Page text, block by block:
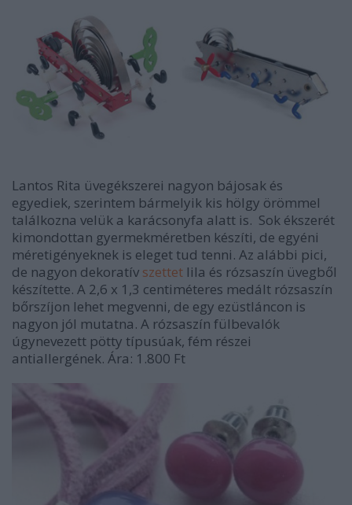
Lantos Rita üvegékszerei nagyon bájosak és
egyediek, szerintem bármelyik kis hölgy örömmel
találkozna velük a karácsonyfa alatt is. Sok ékszerét
kimondottan gyermekméretben készíti, de egyéni
méretigényeknek is eleget tud tenni. Az alábbi pici,
de nagyon dekoratív szettet lila és rózsaszín üvegből
készítette. A 2,6 x 1,3 centiméteres medált rózsaszín
bőrszíjon lehet megvenni, de egy ezüstláncon is
nagyon jól mutatna. A rózsaszín fülbevalók
úgynevezett pötty típusúak, fém részei
antiallergének. Ára: 1.800 Ft